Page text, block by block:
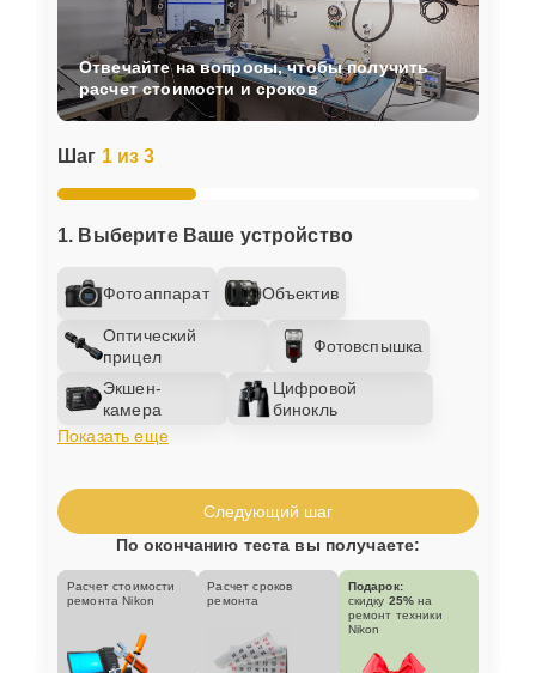
Шаг 1 из 3
1. Выберите Ваше устройство
Фотоаппарат Объектив
Оптический
прицел
Фотовспышка
Экшен-
камера
Цифровой
бинокль
Показать еще
Отвечайте на вопросы, чтобы получить
расчет стоимости и сроков
Следующий шаг
По окончанию теста вы получаете:
Расчет стоимости
ремонта Nikon
Расчет сроков
ремонта
Подарок:
скидку 25% на
ремонт техники
Nikon